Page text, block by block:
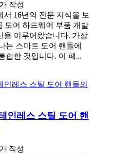
작성
서 16년의 전문 지식을 보
도어 하드웨어 부품 개발
을 이루어왔습니다. 가장
는 스마트 도어 핸들에
합한 것입니다. 이 페...
인레스 스틸 도어 핸
작성